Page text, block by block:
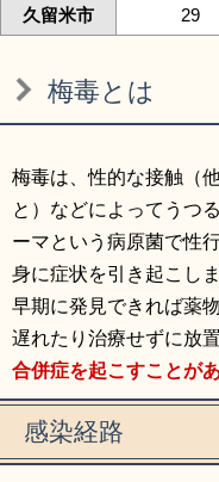
久留米市
29
梅毒とは
梅毒は、性的な接触（
と）などによってうつ
ーマという病原菌で性
身に症状を引き起こしま
早期に発見できれば薬
遅れたり治療せずに放
合併症を起こすことがあ
感染経路